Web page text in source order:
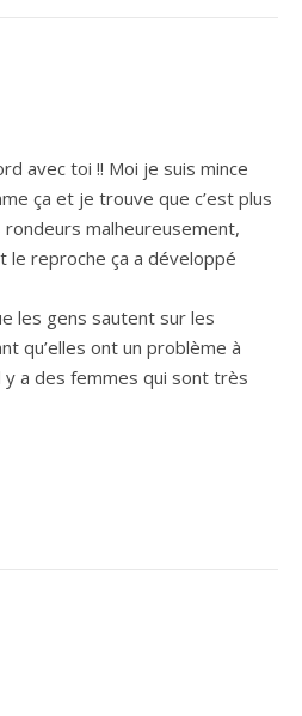
avec toi !! Moi je suis mince
ça et je trouve que c’est plus
malheureusement,
le reproche ça a développé
les gens sautent sur les
qu’elles ont un problème à
a des femmes qui sont très